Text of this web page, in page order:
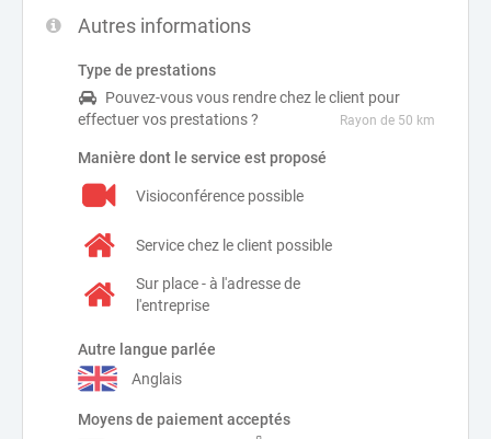
Autres informations
Type de prestations
Pouvez-vous vous rendre chez le client pour
effectuer vos prestations ?
Rayon de 50 km
Manière dont le service est proposé
Visioconférence possible
Service chez le client possible
Sur place - à l'adresse de
l'entreprise
Autre langue parlée
Anglais
Moyens de paiement acceptés